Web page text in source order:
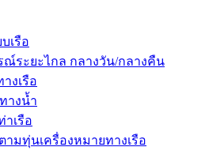
เรือ
ณ์ระยะไกล กลางวัน/กลางคืน
งเรือ
างน้ำ
เรือ
มทุ่นเครื่องหมายทางเรือ